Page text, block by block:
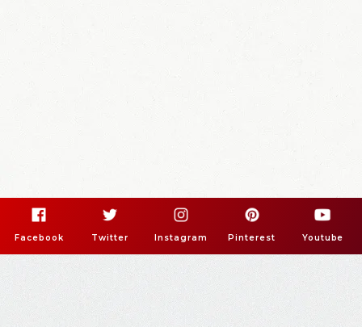
Facebook Twitter Instagram Pinterest Youtube